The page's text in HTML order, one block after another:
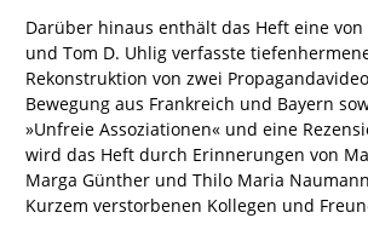
Darüber hinaus enthält das Heft eine von
und Tom D. Uhlig verfasste
Rekonstruktion von zwei
Bewegung aus Frankreich und Bayern
»Unfreie Assoziationen« und eine
wird das Heft durch Erinnerungen von
Marga Günther und Thilo Maria
Kurzem verstorbenen Kollegen und